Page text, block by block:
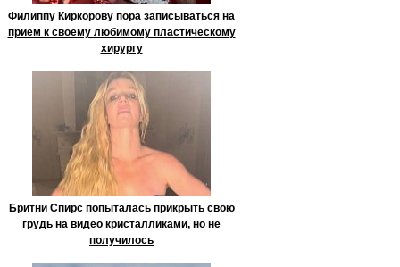
Филиппу Киркорову пора записываться на
прием к своему любимому пластическому
хирургу
Бритни Спирс попыталась прикрыть свою
грудь на видео кристалликами, но не
получилось